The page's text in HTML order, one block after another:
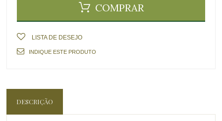
COMPRAR
LISTA DE DESEJO
INDIQUE ESTE PRODUTO
DESCRIÇÃO